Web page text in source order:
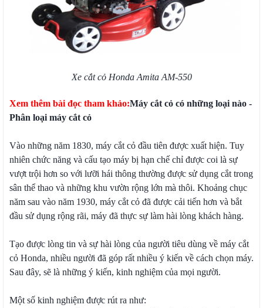
Xe cắt cỏ Honda Amita AM-550
Xem thêm bài đọc tham khảo:Máy cắt cỏ có những loại nào -
Phân loại máy cắt cỏ
Vào những năm 1830, máy cắt cỏ đầu tiên được xuất hiện. Tuy
nhiên chức năng và cấu tạo máy bị hạn chế chỉ được coi là sự
vượt trội hơn so với lưỡi hái thông thường được sử dụng cắt trong
sân thể thao và những khu vườn rộng lớn mà thôi. Khoảng chục
năm sau vào năm 1930, máy cắt cỏ đã được cải tiến hơn và bắt
đầu sử dụng rộng rãi, máy đã thực sự làm hài lòng khách hàng.
Tạo được lòng tin và sự hài lòng của người tiêu dùng về máy cắt
cỏ Honda, nhiều người đã góp rất nhiều ý kiến về cách chọn máy.
Sau đây, sẽ là những ý kiến, kinh nghiệm của mọi người.
Một số kinh nghiệm được rút ra như: